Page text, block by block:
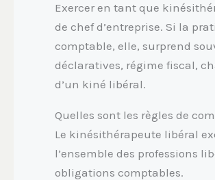
Exercer en tant que
de chef d’entreprise. Si la
comptable, elle, surprend
déclaratives, régime fiscal,
d’un kiné libéral.
Quelles sont les règles de
Le kinésithérapeute libéral
l’ensemble des professions
obligations comptables.